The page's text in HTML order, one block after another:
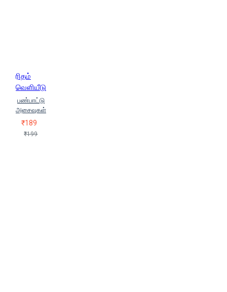
ரிதம்
வெளியீடு
பண்பாட்டு
அசைவுகள்
₹189
₹199